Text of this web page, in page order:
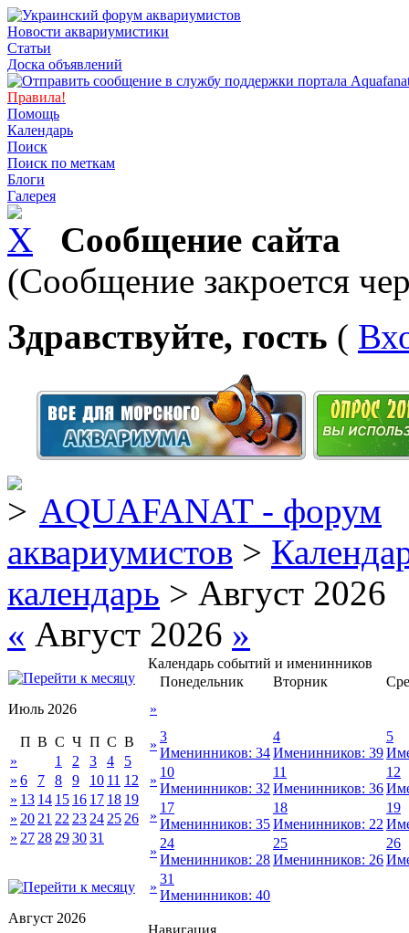
Новости аквариумистики
Статьи
Доска объявлений
Правила!
Помощь
Календарь
Поиск
Поиск по меткам
Блоги
Галерея
Сообщение сайта
(Сообщение закроется
Здравствуйте, гость (
AQUAFANAT - форум
аквариумистов >
календарь > Август 2026
« Август 2026 »
Июль 2026
П В С Ч П С В
»
1 2 3 4
5
» 6 7 8 9 10 11 12
» 13 14 15 16 17 18 19
» 20 21 22 23 24 25 26
» 27 28 293031
Август 2026
Календарь событий и именинников
Понедельник
Вторник
»
»
3
Именинников: 34
4
Именинников: 39
5
»
10
Именинников: 32
11
Именинников: 36
12
»
17
Именинников: 35
18
Именинников: 22
19
»
24
Именинников: 28
25
Именинников: 26
26
»
31
Именинников: 40
Навигация